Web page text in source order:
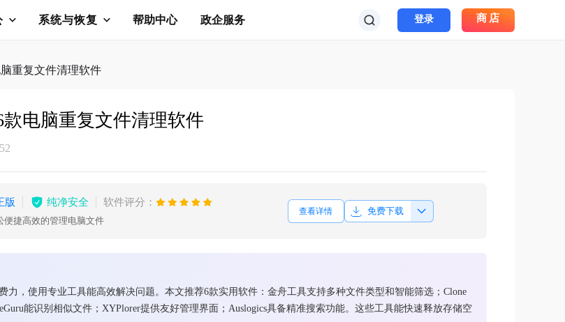
系统与恢复 帮助中心 政企服务 登录 商店
重复文件清理软件
电脑重复文件清理软件
版 纯净安全 软件评分：
便捷高效的管理电脑文件
查看详情 免费下载
，使用专业工具能高效解决问题。本文推荐6款实用软件：金舟工具支持多种文件类型和智能筛选；Clone
能识别相似文件；XYPlorer提供友好管理界面；Auslogics具备精准搜索功能。这些工具能快速释放存储空